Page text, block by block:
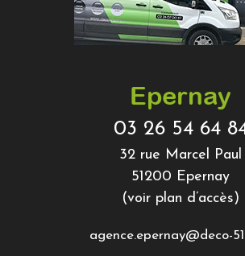
Epernay
03 26 54 64
32 rue Marcel Paul
51200 Epernay
(voir plan d’accès)
agence.epernay@deco-